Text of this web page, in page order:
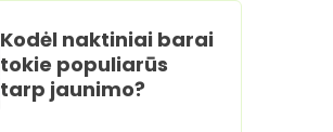
Kodėl naktiniai barai
tokie populiarūs
tarp jaunimo?